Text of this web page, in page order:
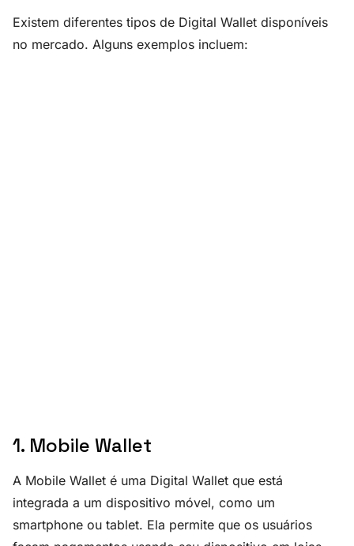
Existem diferentes tipos de Digital Wallet disponíveis
no mercado. Alguns exemplos incluem:
1. Mobile Wallet
A Mobile Wallet é uma Digital Wallet que está
integrada a um dispositivo móvel, como um
smartphone ou tablet. Ela permite que os usuários